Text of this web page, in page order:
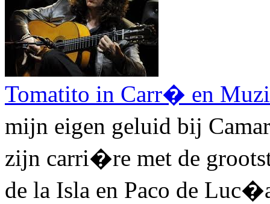
Tomatito in Carr� en
mijn eigen geluid bij
zijn carri�re met de
de la Isla en Paco de